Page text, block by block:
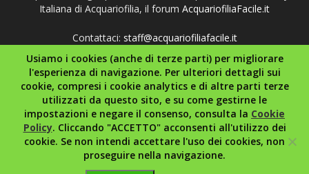
Italiana di Acquariofilia, il forum AcquariofiliaFacile.it
Contattaci: staff@acquariofiliafacile.it
SEGUICI
Usiamo i cookies (anche di terze parti) per migliorare
l'esperienza di navigazione. Per ulteriori dettagli sui
cookie, compresi i cookie analytics e di altre parti terze
utilizzati da questo sito, e su come gestirne le
impostazioni e negare il consenso, consulta la Cookie
Policy. Cliccando "ACCETTO" acconsenti all'utilizzo dei
cookie. Se non intendi accettare l'uso dei cookies, non
proseguire nella navigazione.